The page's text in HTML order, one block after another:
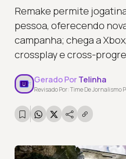
Remake permite
pessoa, oferecendo
campanha; chega a
crossplay e cross-
Gerado PorTelinha
Revisado Por: Time De Jornalismo